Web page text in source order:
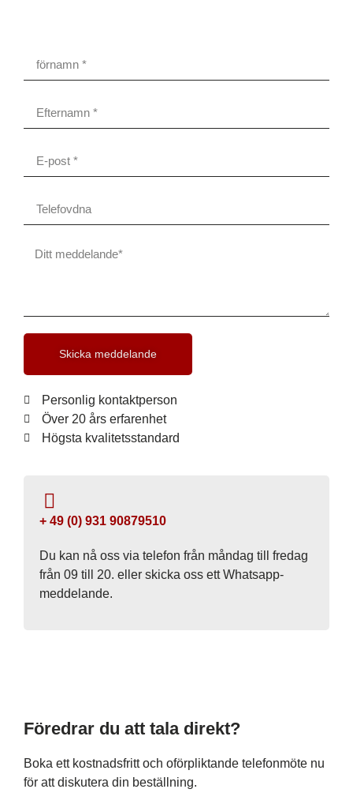
Skicka meddelande
Personlig kontaktperson
Över 20 års erfarenhet
Högsta kvalitetsstandard
+ 49 (0) 931 90879510
Du kan nå oss via telefon från måndag till fredag ​​
från 09 till 20. eller skicka oss ett Whatsapp-
meddelande.
Föredrar du att tala direkt?
Boka ett kostnadsfritt och oförpliktande telefonmöte nu
för att diskutera din beställning.